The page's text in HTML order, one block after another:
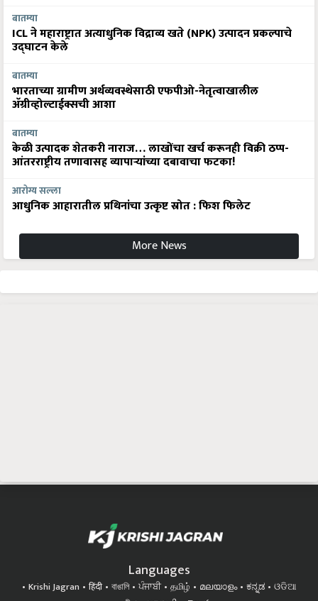
बातम्या
ICL ने महाराष्ट्रात अत्याधुनिक विद्राव्य खते (NPK) उत्पादन प्रकल्पाचे
उद्घाटन केले
बातम्या
भारताच्या ग्रामीण अर्थव्यवस्थेसाठी एफपीओ-नेतृत्वाखालील
अ‍ॅग्रीव्होल्टाईक्सची आशा
बातम्या
केळी उत्पादक शेतकरी नाराज… लाखोंचा खर्च करूनही विक्री ठप्प-
आंतरराष्ट्रीय तणावासह व्यापाऱ्यांच्या दबावाचा फटका!
आरोग्य सल्ला
आधुनिक आहारातील प्रथिनांचा उत्कृष्ट स्रोत : फिश फिलेट
More News
Languages
Krishi Jagran हिंदी বাঙালি ਪੰਜਾਬੀ தமிழ் മലയാളം ಕನ್ನಡ
ଓଡିଆ